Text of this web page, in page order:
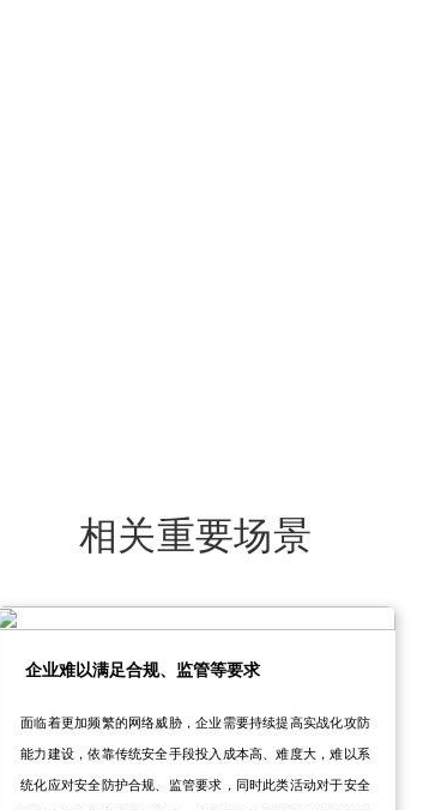
相关重要场景
企业难以满足合规、监管等要求
面临着更加频繁的网络威胁，企业需要持续提高实战化攻防
能力建设，依靠传统安全手段投入成本高、难度大，难以系
统化应对安全防护合规、监管要求，同时此类活动对于安全